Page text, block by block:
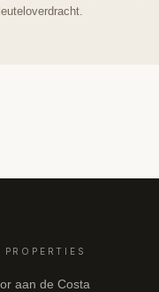
aan de Costa